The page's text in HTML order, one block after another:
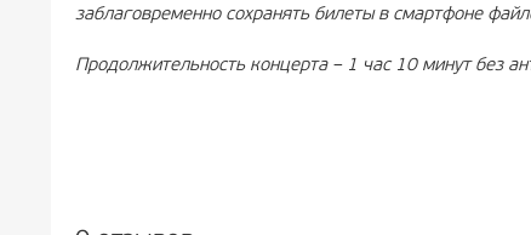
заблаговременно сохранять билеты в смартфоне
Продолжительность концерта – 1 час 10 минут без